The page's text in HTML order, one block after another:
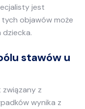
jest
objawów może
stawów u
z
wynika z